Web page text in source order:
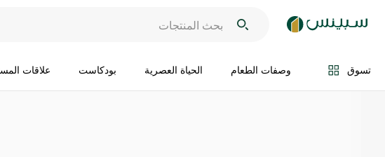
تسوق وصفات الطعام الحياة العصرية بودكاست علاقات
اضف الى السلة